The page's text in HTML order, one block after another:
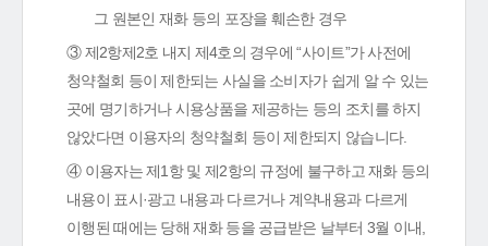
그 원본인 재화 등의 포장을 훼손한 경우
③ 제2항제2호 내지 제4호의 경우에 “사이트”가 사전에
청약철회 등이 제한되는 사실을 소비자가 쉽게 알 수 있는
곳에 명기하거나 시용상품을 제공하는 등의 조치를 하지
않았다면 이용자의 청약철회 등이 제한되지 않습니다.
④ 이용자는 제1항 및 제2항의 규정에 불구하고 재화 등의
내용이 표시·광고 내용과 다르거나 계약내용과 다르게
이행된 때에는 당해 재화 등을 공급받은 날부터 3월 이내,